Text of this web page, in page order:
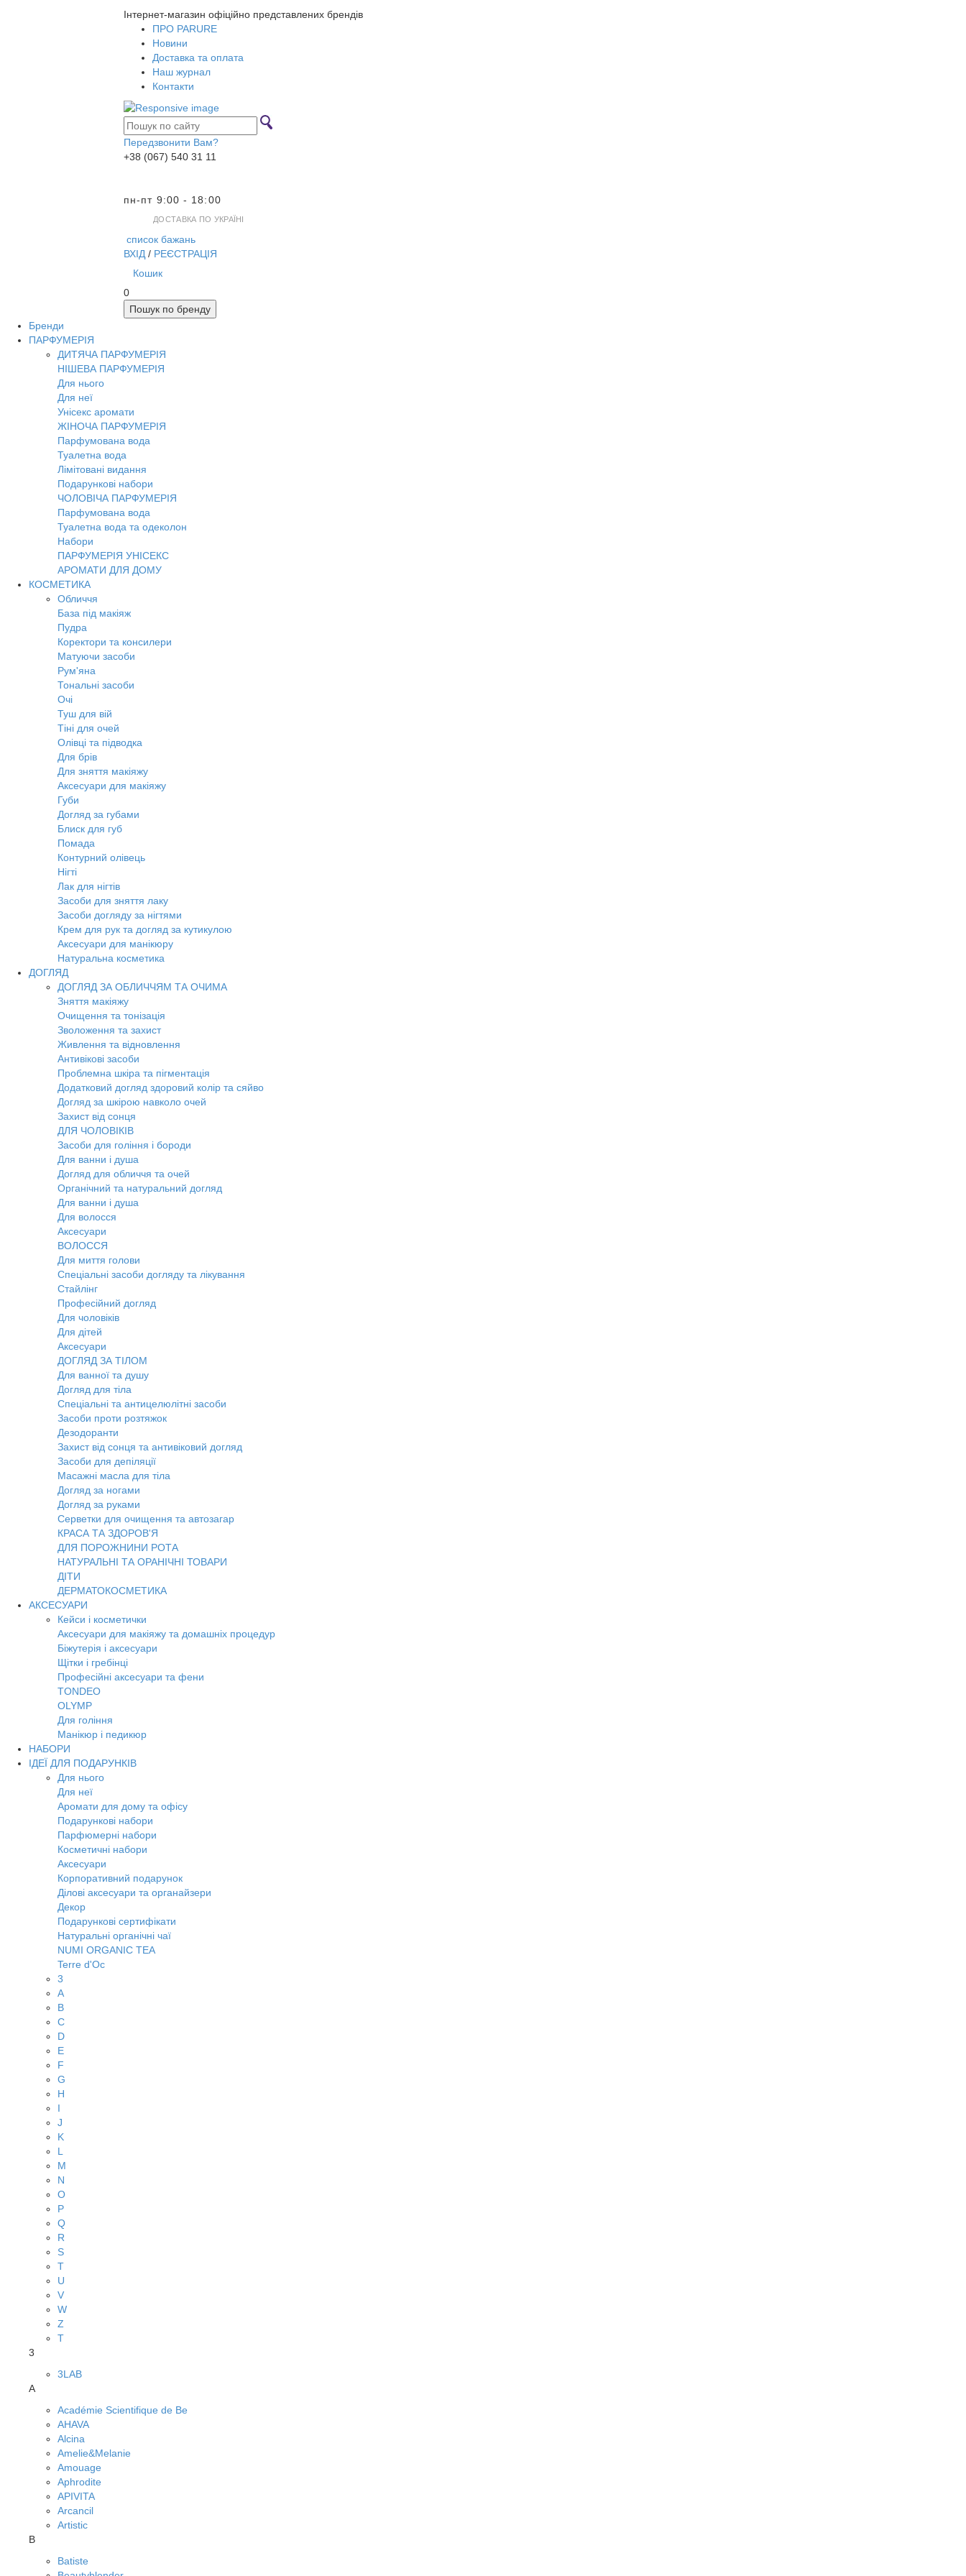
Інтернет-магазин офіційно представлених брендів
ПРО PARURE
Новини
Доставка та оплата
Наш журнал
Контакти
Передзвонити Вам?
+38 (067) 540 31 11
пн-пт 9:00 - 18:00
ДОСТАВКА ПО УКРАЇНІ
список бажань
ВХІД / РЕЄСТРАЦІЯ
Кошик
0
Пошук по бренду
Бренди
ПАРФУМЕРІЯ
ДИТЯЧА ПАРФУМЕРІЯ
НІШЕВА ПАРФУМЕРІЯ
Для нього
Для неї
Унісекс аромати
ЖІНОЧА ПАРФУМЕРІЯ
Парфумована вода
Туалетна вода
Лімітовані видання
Подарункові набори
ЧОЛОВІЧА ПАРФУМЕРІЯ
Парфумована вода
Туалетна вода та одеколон
Набори
ПАРФУМЕРІЯ УНІСЕКС
АРОМАТИ ДЛЯ ДОМУ
КОСМЕТИКА
Обличчя
База під макіяж
Пудра
Коректори та консилери
Матуючи засоби
Рум'яна
Тональні засоби
Очі
Туш для вій
Тіні для очей
Олівці та підводка
Для брів
Для зняття макіяжу
Аксесуари для макіяжу
Губи
Догляд за губами
Блиск для губ
Помада
Контурний олівець
Нігті
Лак для нігтів
Засоби для зняття лаку
Засоби догляду за нігтями
Крем для рук та догляд за кутикулою
Аксесуари для манікюру
Натуральна косметика
ДОГЛЯД
ДОГЛЯД ЗА ОБЛИЧЧЯМ ТА ОЧИМА
Зняття макіяжу
Очищення та тонізація
Зволоження та захист
Живлення та відновлення
Антивікові засоби
Проблемна шкіра та пігментація
Додатковий догляд здоровий колір та сяйво
Догляд за шкірою навколо очей
Захист від сонця
ДЛЯ ЧОЛОВІКІВ
Засоби для гоління і бороди
Для ванни і душа
Догляд для обличчя та очей
Органічний та натуральний догляд
Для ванни і душа
Для волосся
Аксесуари
ВОЛОССЯ
Для миття голови
Спеціальні засоби догляду та лікування
Стайлінг
Професійний догляд
Для чоловіків
Для дітей
Аксесуари
ДОГЛЯД ЗА ТІЛОМ
Для ванної та душу
Догляд для тіла
Спеціальні та антицелюлітні засоби
Засоби проти розтяжок
Дезодоранти
Захист від сонця та антивіковий догляд
Засоби для депіляції
Масажні масла для тіла
Догляд за ногами
Догляд за руками
Серветки для очищення та автозагар
КРАСА ТА ЗДОРОВ'Я
ДЛЯ ПОРОЖНИНИ РОТА
НАТУРАЛЬНІ ТА ОРАНІЧНІ ТОВАРИ
ДІТИ
ДЕРМАТОКОСМЕТИКА
АКСЕСУАРИ
Кейси і косметички
Аксесуари для макіяжу та домашніх процедур
Біжутерія і аксесуари
Щітки і гребінці
Професійні аксесуари та фени
TONDEO
OLYMP
Для гоління
Манікюр і педикюр
НАБОРИ
ІДЕЇ ДЛЯ ПОДАРУНКІВ
Для нього
Для неї
Аромати для дому та офісу
Подарункові набори
Парфюмерні набори
Косметичні набори
Аксесуари
Корпоративний подарунок
Ділові аксесуари та органайзери
Декор
Подарункові сертифікати
Натуральні органічні чаї
NUMI ORGANIC TEA
Terre d'Oc
3
A
B
C
D
E
F
G
H
I
J
K
L
M
N
O
P
Q
R
S
T
U
V
W
Z
Т
3
3LAB
A
Académie Scientifique de Be
AHAVA
Alcina
Amelie&Melanie
Amouage
Aphrodite
APIVITA
Arcancil
Artistic
B
Batiste